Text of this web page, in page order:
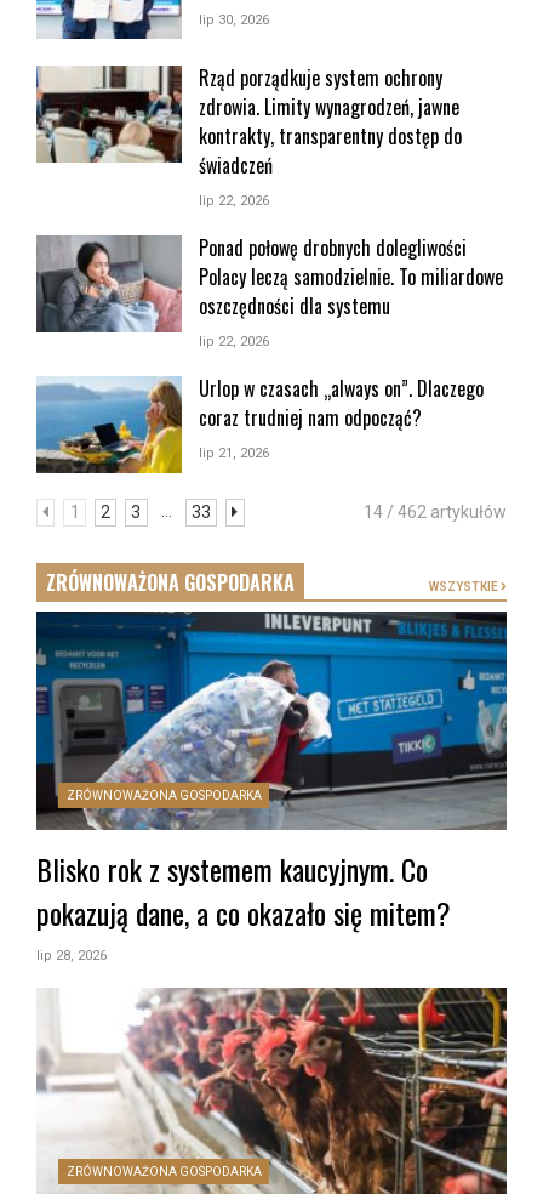
lip 30, 2026
Rząd porządkuje system ochrony
zdrowia. Limity wynagrodzeń, jawne
kontrakty, transparentny dostęp do
świadczeń
lip 22, 2026
Ponad połowę drobnych dolegliwości
Polacy leczą samodzielnie. To miliardowe
oszczędności dla systemu
lip 22, 2026
Urlop w czasach „always on”. Dlaczego
coraz trudniej nam odpocząć?
lip 21, 2026
1 2 3 33 14 / 462 artykułów
ZRÓWNOWAŻONA GOSPODARKA WSZYSTKIE
ZRÓWNOWAŻONA GOSPODARKA
Blisko rok z systemem kaucyjnym. Co
pokazują dane, a co okazało się mitem?
lip 28, 2026
ZRÓWNOWAŻONA GOSPODARKA